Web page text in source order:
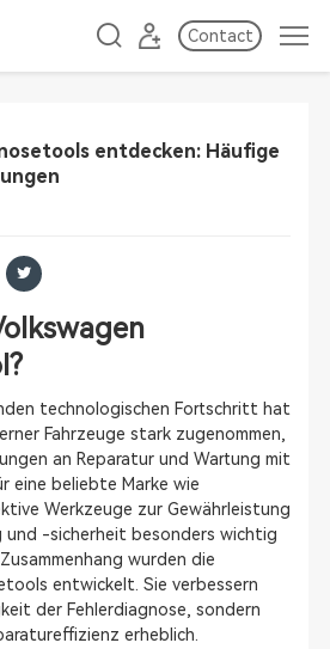
Contact
entdecken: Häufige
technologischen Fortschritt hat
Fahrzeuge stark zugenommen,
an Reparatur und Wartung mit
eine beliebte Marke wie
Werkzeuge zur Gewährleistung
und -sicherheit besonders wichtig
wurden die
entwickelt. Sie verbessern
der Fehlerdiagnose, sondern
erheblich.